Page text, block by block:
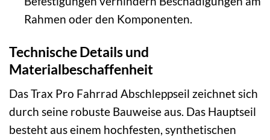
Rahmen oder den Komponenten.
Technische Details und
Materialbeschaffenheit
Das Trax Pro Fahrrad Abschleppseil zeichnet sich
durch seine robuste Bauweise aus. Das Hauptseil
besteht aus einem hochfesten, synthetischen